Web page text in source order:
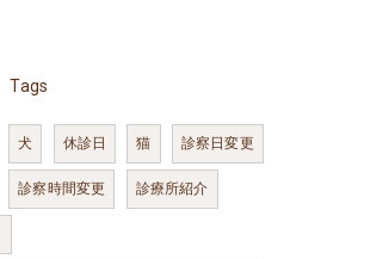
Tags
犬 休診日 猫 診察日変更
診察時間変更 診療所紹介